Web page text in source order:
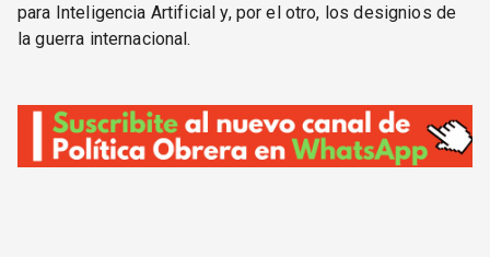
para Inteligencia Artificial y, por el otro, los designios de
la guerra internacional.